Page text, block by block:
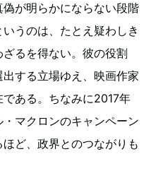
が明らかにならない段階
うのは、たとえ疑わしき
るを得ない。彼の役割
する立場ゆえ、映画作家
ある。ちなみに2017年
マクロンのキャンペーン
ど、政界とのつながりも